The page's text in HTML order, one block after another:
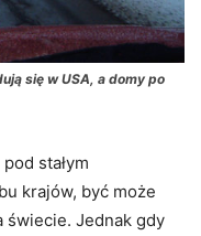
się w USA, a domy po
stałym
krajów, być może
świecie. Jednak gdy